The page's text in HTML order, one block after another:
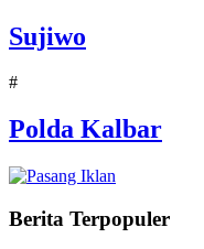
Sujiwo
#
Polda Kalbar
Berita Terpopuler